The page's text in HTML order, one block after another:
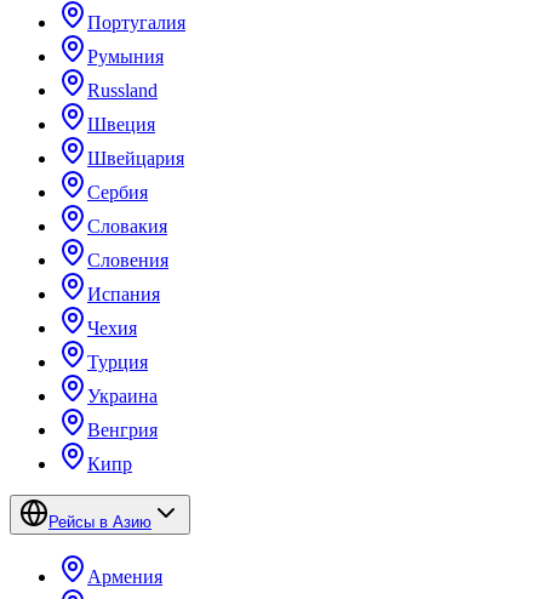
Португалия
Румыния
Russland
Швеция
Швейцария
Сербия
Словакия
Словения
Испания
Чехия
Турция
Украина
Венгрия
Кипр
Рейсы в Азию
Армения